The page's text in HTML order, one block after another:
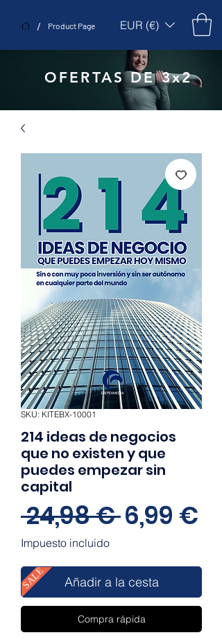
/ Product Page EUR (€)
OFERTAS DE 3x2
SKU: KITEBX-10001
214 ideas de negocios
que no existen y que
puedes empezar sin
capital
24,98 € Precio
6,99 €
Impuesto incluido
Añadir a la cesta
SALE
Compra rápida